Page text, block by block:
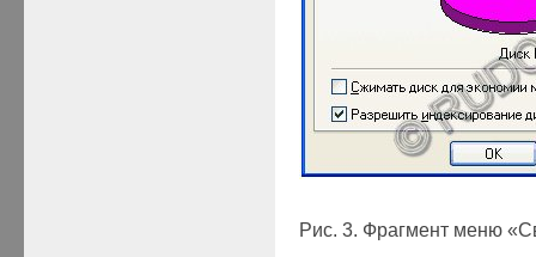
Рис. 3. Фрагмент меню